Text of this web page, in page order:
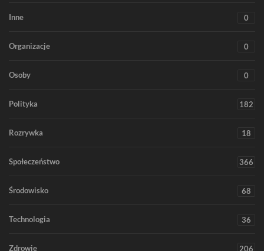
Inne 0
Organizacje 0
Osoby 0
Polityka 182
Rozrywka 18
Społeczeństwo 366
Środowisko 68
Technologia 36
Zdrowie 206